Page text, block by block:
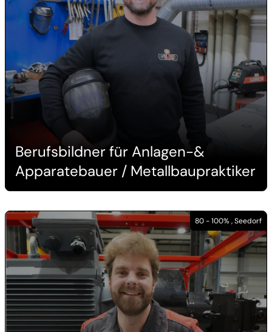
Berufsbildner für Anlagen-&
Apparatebauer / Metallbaupraktiker
80 - 100% , Seedorf